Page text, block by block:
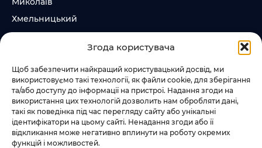
Згода користувача
Щоб забезпечити найкращий користувацький досвід, ми
використовуємо такі технології, як файли cookie, для зберігання
та/або доступу до інформації на пристрої. Надання згоди на
використання цих технологій дозволить нам обробляти дані,
такі як поведінка під час перегляду сайту або унікальні
ідентифікатори на цьому сайті. Ненадання згоди або її
відкликання може негативно вплинути на роботу окремих
функцій і можливостей.
Хмельницький
Суми
Слідкувати за нами
+38 073 185 81 11
+38 067 457 86 44